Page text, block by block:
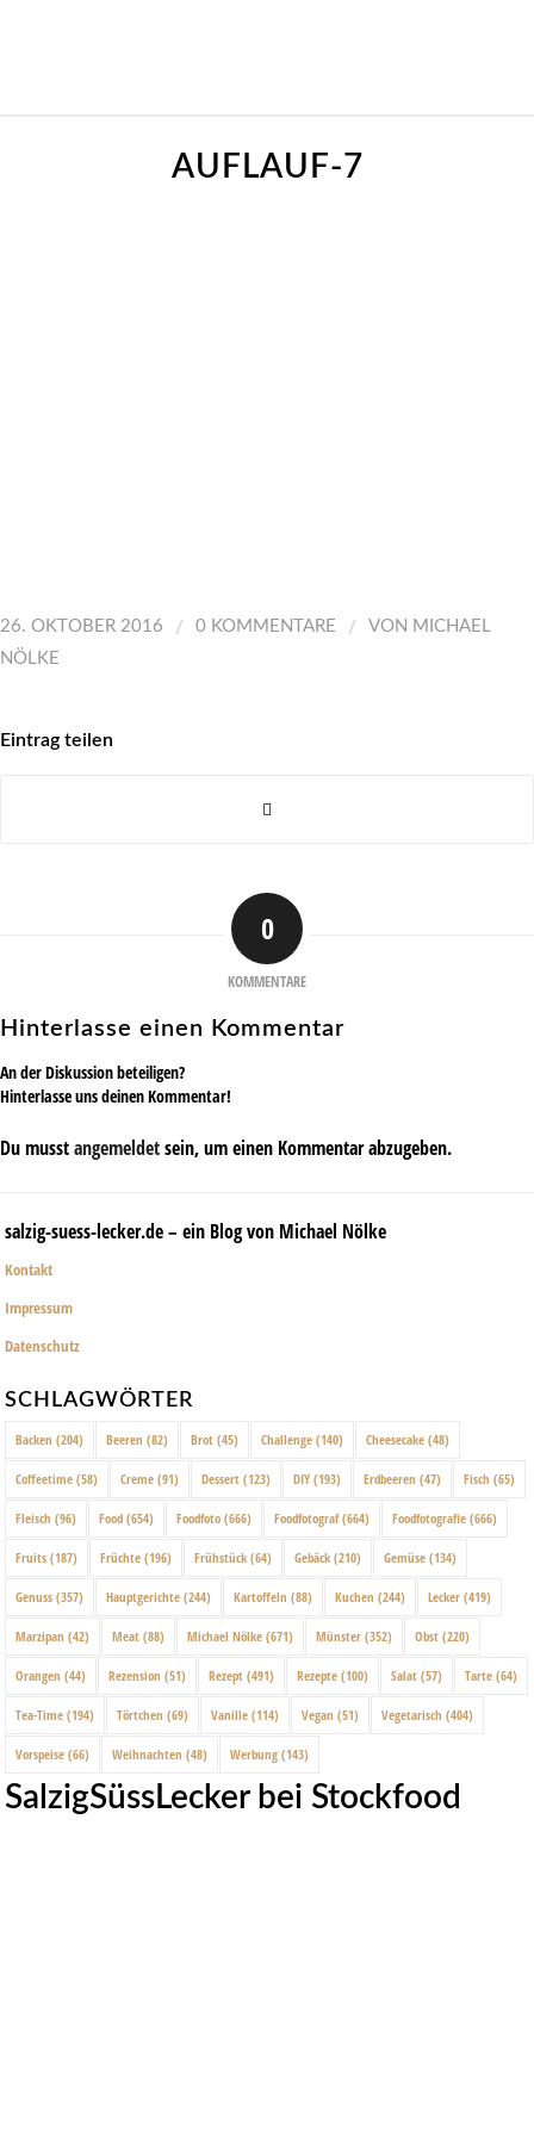
AUFLAUF-7
26. OKTOBER 2016 / 0 KOMMENTARE / VON MICHAEL
NÖLKE
Eintrag teilen
0
KOMMENTARE
Hinterlasse einen Kommentar
An der Diskussion beteiligen?
Hinterlasse uns deinen Kommentar!
Du musstangemeldetsein, um einen Kommentar abzugeben.
salzig-suess-lecker.de – ein Blog von Michael Nölke
Kontakt
Impressum
Datenschutz
SCHLAGWÖRTER
Backen (204) Beeren (82) Brot (45) Challenge (140) Cheesecake (48)
Coffeetime (58) Creme (91) Dessert (123) DIY (193) Erdbeeren (47) Fisch (65)
Fleisch (96) Food (654) Foodfoto (666) Foodfotograf(664) Foodfotografie (666)
Fruits (187) Früchte (196) Frühstück (64) Gebäck (210) Gemüse (134)
Genuss (357) Hauptgerichte (244) Kartoffeln (88) Kuchen (244) Lecker (419)
Marzipan (42) Meat (88) Michael Nölke (671) Münster (352) Obst (220)
Orangen (44) Rezension (51) Rezept (491) Rezepte (100) Salat (57) Tarte (64)
Tea-Time (194) Törtchen (69) Vanille (114) Vegan (51) Vegetarisch (404)
Vorspeise (66) Weihnachten (48) Werbung (143)
SalzigSüssLecker bei Stockfood